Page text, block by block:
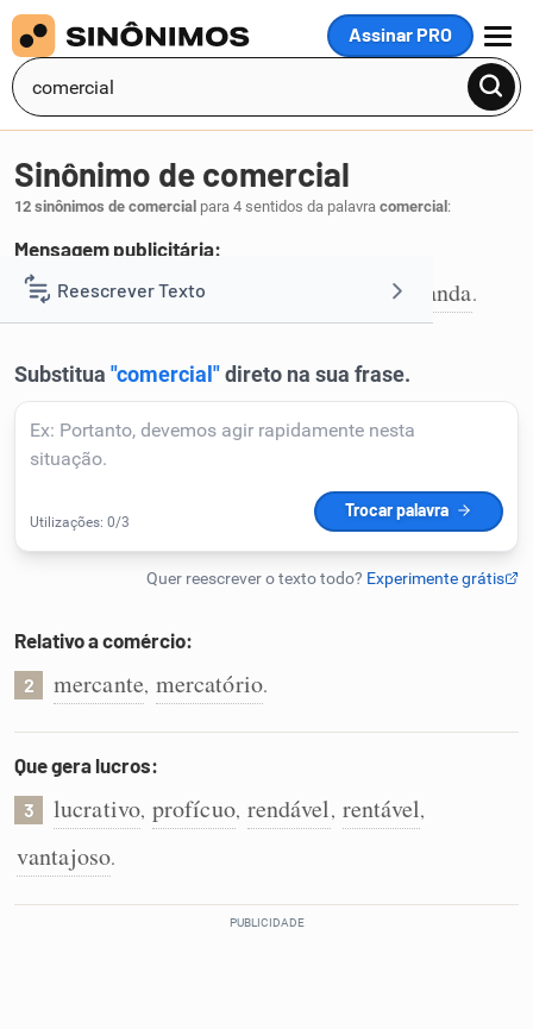
Assinar PRO
MENU
Reescrever Texto
Corrigir Texto
Humanizador de IA
Cata-letras
Conexões
Caça-palavras
Sinônimo de comercial
12 sinônimos de comercial para 4 sentidos da palavra comercial :
Mensagem publicitária:
1 anúncio,publicidade propaganda.
Relativo a comércio:
2 mercante, mercatório.
Que gera lucros:
3 lucrativo, profícuo, rendável, rentável,
vantajoso.